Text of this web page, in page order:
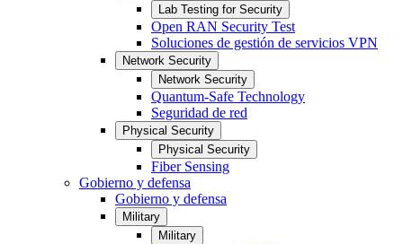
Lab Testing for Security
Open RAN Security Test
Soluciones de gestión de servicios VPN
Network Security
Network Security
Quantum-Safe Technology
Seguridad de red
Physical Security
Physical Security
Fiber Sensing
Gobierno y defensa
Gobierno y defensa
Military
Military